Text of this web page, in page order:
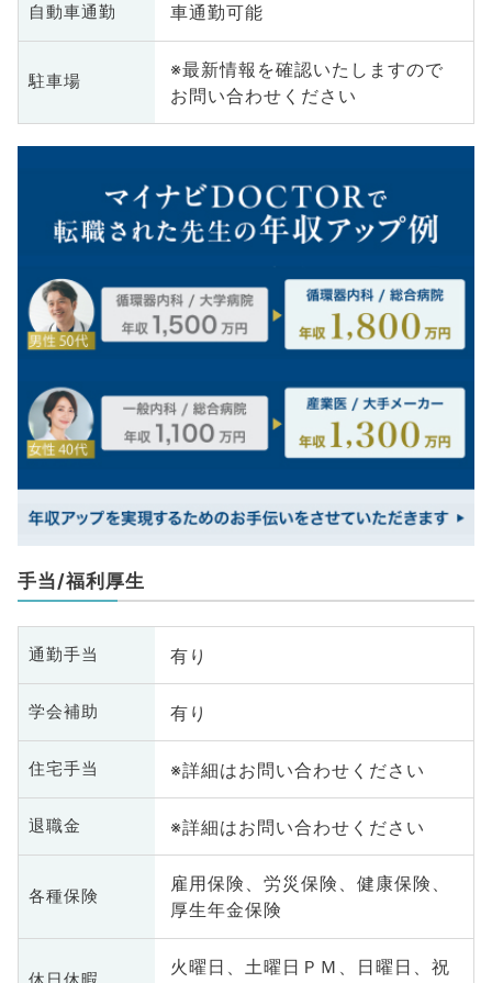
自動車通勤 車通勤可能
駐車場
※最新情報を確認いたしますので
お問い合わせください
手当/福利厚生
通勤手当 有り
学会補助 有り
住宅手当 ※詳細はお問い合わせください
退職金 ※詳細はお問い合わせください
各種保険
雇用保険、労災保険、健康保険、
厚生年金保険
火曜日、土曜日ＰＭ、日曜日、祝